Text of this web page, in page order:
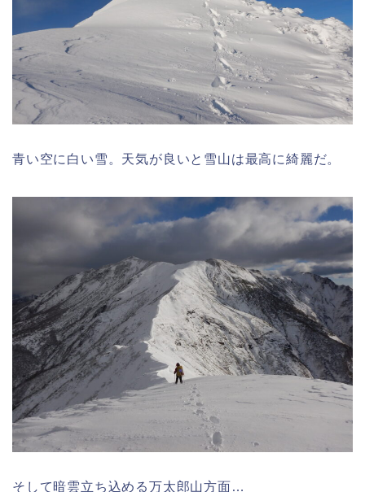
青い空に白い雪。天気が良いと雪山は最高に綺麗だ。
そして暗雲立ち込める万太郎山方面…